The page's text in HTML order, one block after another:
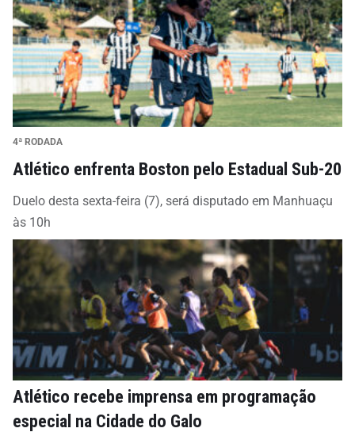
4ª RODADA
Atlético enfrenta Boston pelo Estadual Sub-20
Duelo desta sexta-feira (7), será disputado em Manhuaçu
às 10h
Atlético recebe imprensa em programação
especial na Cidade do Galo